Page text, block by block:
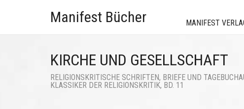
Manifest Bücher MANIFEST
KIRCHE UND GESELLSCHAFT
RELIGIONSKRITISCHE SCHRIFTEN, BRIEFE UND
KLASSIKER DER RELIGIONSKRITIK, BD. 11